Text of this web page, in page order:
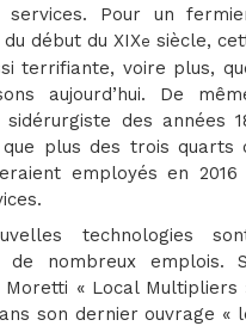
Pour un
début du XIXe siècle,
terrifiante, voire plus,
aujourd’hui. De
sidérurgiste des années
que plus des trois quarts
employés en
technologies
de nombreux emplois.
Moretti « Local
son dernier ouvrage «